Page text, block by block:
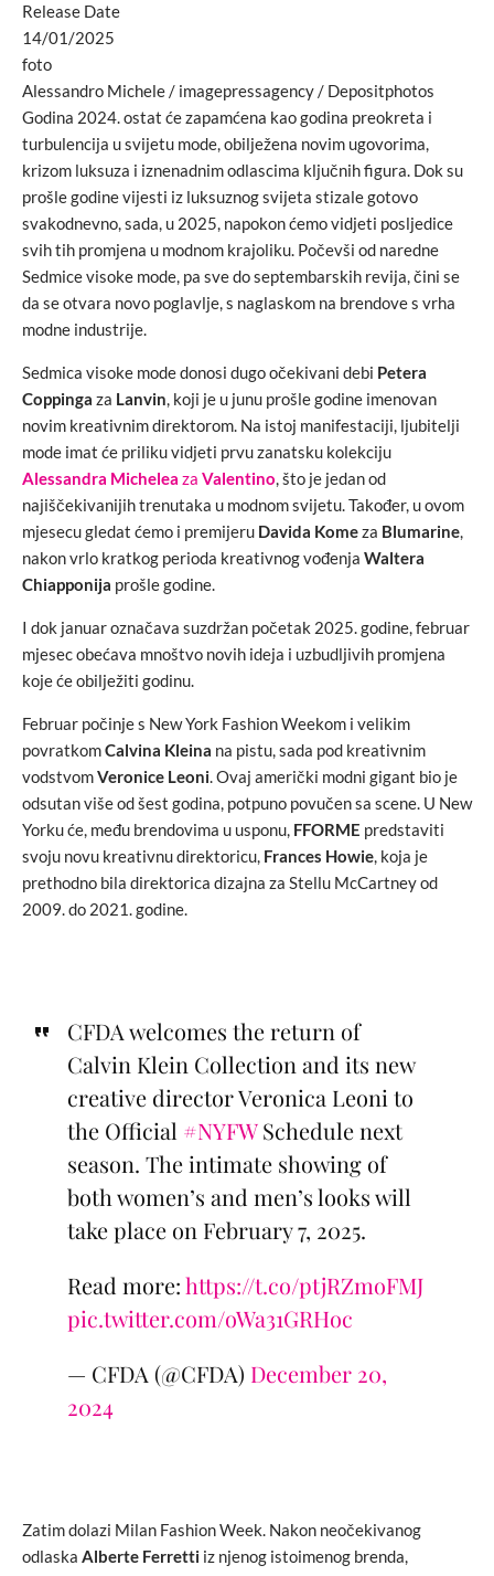
Release Date
14/01/2025
foto
Alessandro Michele / imagepressagency / Depositphotos
Godina 2024. ostat će zapamćena kao godina preokreta i
turbulencija u svijetu mode, obilježena novim ugovorima,
krizom luksuza i iznenadnim odlascima ključnih figura. Dok su
prošle godine vijesti iz luksuznog svijeta stizale gotovo
svakodnevno, sada, u 2025, napokon ćemo vidjeti posljedice
svih tih promjena u modnom krajoliku. Počevši od naredne
Sedmice visoke mode, pa sve do septembarskih revija, čini se
da se otvara novo poglavlje, s naglaskom na brendove s vrha
modne industrije.
Sedmica visoke mode donosi dugo očekivani debi Petera
Coppinga za Lanvin, koji je u junu prošle godine imenovan
novim kreativnim direktorom. Na istoj manifestaciji, ljubitelji
mode imat će priliku vidjeti prvu zanatsku kolekciju
Alessandra Michelea za Valentino, što je jedan od
najiščekivanijih trenutaka u modnom svijetu. Također, u ovom
mjesecu gledat ćemo i premijeru Davida Komeza Blumarine,
nakon vrlo kratkog perioda kreativnog vođenja Waltera
Chiapponija prošle godine.
I dok januar označava suzdržan početak 2025. godine, februar
mjesec obećava mnoštvo novih ideja i uzbudljivih promjena
koje će obilježiti godinu.
Februar počinje s New York Fashion Weekom i velikim
povratkomCalvina Kleina na pistu, sada pod kreativnim
vodstvomVeronice Leoni. Ovaj američki modni gigant bio je
odsutan više od šest godina, potpuno povučen sa scene. U New
Yorku će, među brendovima u usponu, FFORME predstaviti
svoju novu kreativnu direktoricu, Frances Howie, koja je
prethodno bila direktorica dizajna za Stellu McCartney od
2009. do 2021. godine.
CFDA welcomes the return of
Calvin Klein Collection and its new
creative director Veronica Leoni to
the Official #NYFWSchedule next
season. The intimate showing of
both women’s and men’s looks will
take place on February 7, 2025.
Read more:https://t.co/ptjRZmoFMJ
pic.twitter.com/oWa31GRHoc
— CFDA (@CFDA) December 20,
2024
Zatim dolazi Milan Fashion Week. Nakon neočekivanog
odlaska Alberte Ferretti iz njenog istoimenog brenda,